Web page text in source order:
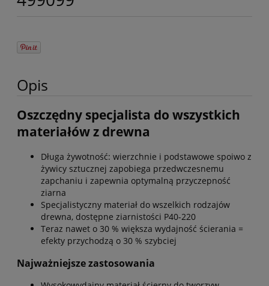
Opis
Oszczędny specjalista do wszystkich
materiałów z drewna
Długa żywotność: wierzchnie i podstawowe spoiwo z
żywicy sztucznej zapobiega przedwczesnemu
zapchaniu i zapewnia optymalną przyczepność
ziarna
Specjalistyczny materiał do wszelkich rodzajów
drewna, dostępne ziarnistości P40-220
Teraz nawet o 30 % większa wydajność ścierania =
efekty przychodzą o 30 % szybciej
Najważniejsze zastosowania